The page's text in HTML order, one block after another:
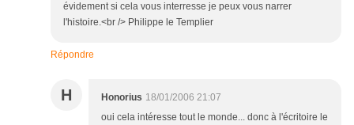
évidement si cela vous interresse je peux vous narrer
l'histoire.<br /> Philippe le Templier
Répondre
H Honorius 18/01/2006 21:07
oui cela intéresse tout le monde... donc à l'écritoire le